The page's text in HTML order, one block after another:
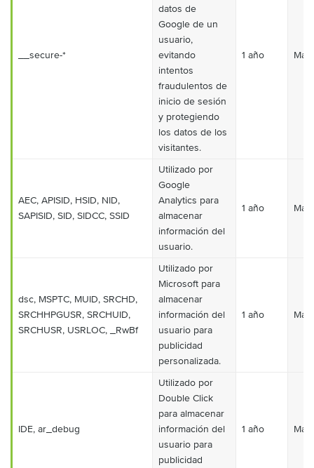
__secure-*
datos de
Google de un
usuario,
evitando
intentos
fraudulentos de
inicio de sesión
y protegiendo
los datos de los
visitantes.
1 año
AEC, APISID, HSID, NID,
SAPISID, SID, SIDCC, SSID
Utilizado por
Google
Analytics para
almacenar
información del
usuario.
1 año
dsc, MSPTC, MUID, SRCHD,
SRCHHPGUSR, SRCHUID,
SRCHUSR, USRLOC, _RwBf
Utilizado por
Microsoft para
almacenar
información del
usuario para
publicidad
personalizada.
1 año
IDE, ar_debug
Utilizado por
Double Click
para almacenar
información del
usuario para
publicidad
1 año